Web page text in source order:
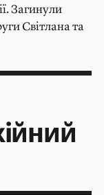
Загинули
Світлана та